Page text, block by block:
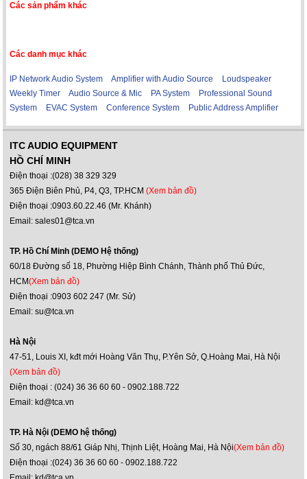
Các sản phẩm khác
Các danh mục khác
IP Network Audio System Amplifier with Audio Source
Loudspeaker
Weekly Timer
Audio Source & Mic PA System
Professional Sound
System
EVAC System Conference System Public Address Amplifier
ITC AUDIO EQUIPMENT
HỒ CHÍ MINH
Điện thoại :(028) 38 329 329
365 Điện Biên Phủ, P4, Q3, TP.HCM(Xem bản đồ)
Điện thoại :0903.60.22.46 (Mr. Khánh)
Email: sales01@tca.vn
TP. Hồ Chí Minh (DEMO Hệ thống)
60/18 Đường số 18, Phường Hiệp Bình Chánh, Thành phố Thủ Đức,
HCM(Xem bản đồ)
Điện thoại :0903 602 247 (Mr. Sử)
Email: su@tca.vn
Hà Nội
47-51, Louis XI, kđt mới Hoàng Văn Thụ, P.Yên Sở, Q.Hoàng Mai, Hà Nội
(Xem bản đồ)
Điện thoại : (024) 36 36 60 60 - 0902.188.722
Email: kd@tca.vn
TP. Hà Nội (DEMO hệ thống)
Số 30, ngách 88/61 Giáp Nhị, Thịnh Liệt, Hoàng Mai, Hà Nội(Xem bản đồ)
Điện thoại :(024) 36 36 60 60 - 0902.188.722